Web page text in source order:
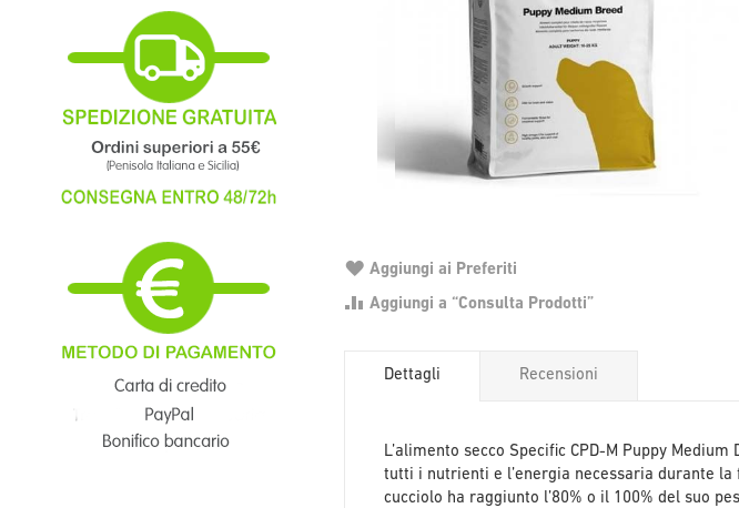
Aggiungi ai Preferiti
Aggiungi a “Consulta Prodotti”
all'inizio
di
Dettagli
L’alimento secco Specific CPD-M Puppy
tutti i nutrienti e l’energia necessaria durante
cucciolo ha raggiunto l’80% o il 100% del suo
Recensioni